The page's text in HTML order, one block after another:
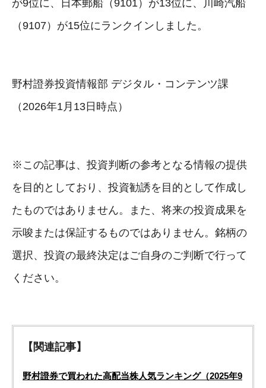
が9位に、日本郵船（9101）が13位に、川崎汽船
（9107）が15位にランクインしました。
野村證券投資情報部 デジタル・コンテンツ課
（2026年1月13日時点）
※この記事は、投資判断の参考となる情報の提供
を目的としており、投資勧誘を目的として作成し
たものではありません。また、将来の投資成果を
示唆または保証するものではありません。銘柄の
選択、投資の最終決定はご自身のご判断で行って
ください。
【関連記事】
野村證券で買われた高配当株人気ランキング（2025年9